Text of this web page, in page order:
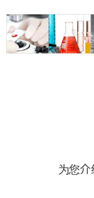
为您介